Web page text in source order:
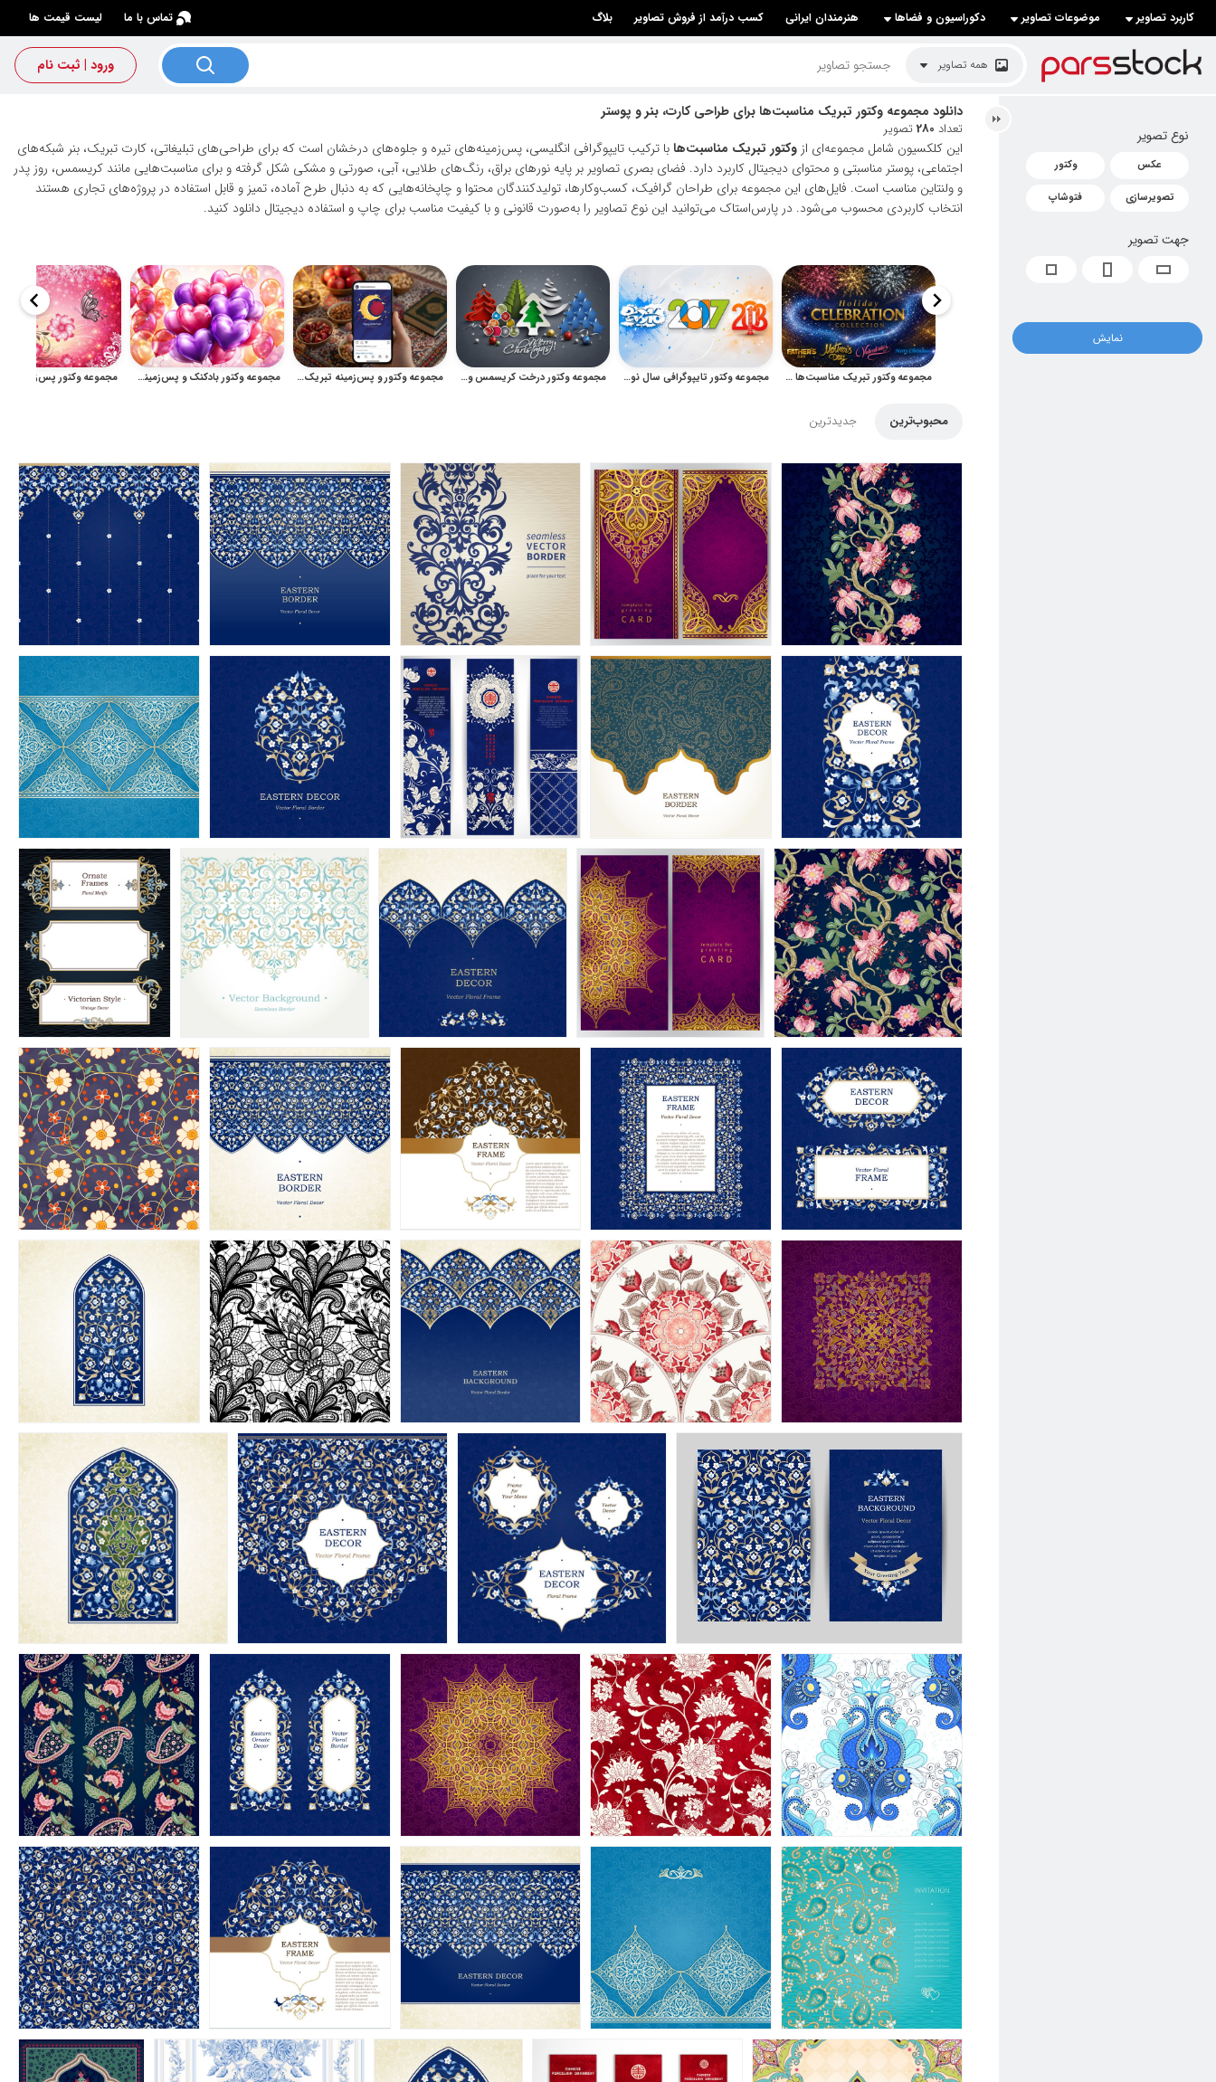
کاربرد تصاویر موضوعات تصاویر دکوراسیون و فضاها هنرمندان ایرانی کسب درآمد از فروش تصاویر بلاگ تماس با ما لیست قیمت ها
همه تصاویر ورود | ثبت نام
دانلود مجموعه وکتور تبریک مناسبت‌ها برای طراحی کارت، بنر و پوستر
تعداد 280تصویر
این کلکسیون شامل مجموعه‌ای از وکتور تبریک مناسبت‌ها با ترکیب تایپوگرافی انگلیسی، پس‌زمینه‌های تیره و جلوه‌های درخشان است که برای طراحی‌های تبلیغاتی، کارت تبریک، بنر شبکه‌های
اجتماعی، پوستر مناسبتی و محتوای دیجیتال کاربرد دارد. فضای بصری تصاویر بر پایه نورهای براق، رنگ‌های طلایی، آبی، صورتی و مشکی شکل گرفته و برای مناسبت‌هایی مانند کریسمس، روز پدر
و ولنتاین مناسب است. فایل‌های این مجموعه برای طراحان گرافیک، کسب‌وکارها، تولیدکنندگان محتوا و چاپخانه‌هایی که به دنبال طرح آماده، تمیز و قابل استفاده در پروژه‌های تجاری هستند
انتخاب کاربردی محسوب می‌شود. در پارس‌استاک می‌توانید این نوع تصاویر را به‌صورت قانونی و با کیفیت مناسب برای چاپ و استفاده دیجیتال دانلود کنید.
مجموعه وکتور تبریک مناسبت‌ها با تایپوگرافی و پس‌زمینه درخشان مجموعه وکتور تایپوگرافی سال نو میلادی با اعداد سه‌بعدی مجموعه وکتور درخت کریسمس و کارت تبریک سال نو میلادی مجموعه وکتور و پس‌زمینه تبریک شب یلدا با انار و هندوانه مجموعه وکتور بادکنک و پس‌زمینه بادکنک‌های رنگی مناسب جشن
محبوب‌ترین جدیدترین
نوع تصویر
عکس وکتور
تصویرسازی فتوشاپ
جهت تصویر
نمایش
× لیست قیمت ها
موضوعات تصاویر
دکوراسیون و فضاها
هنرمندان ایرانی
کسب درآمد از فروش تصاویر
021 28428845
تماس با ما
بلاگ پارس استاک